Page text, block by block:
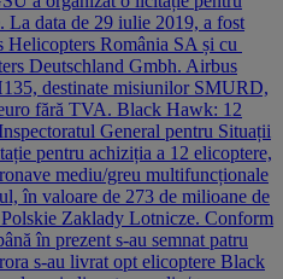
La data de 29 iulie 2019, a fost
Helicopters România SA și cu
Deutschland Gmbh. Airbus
destinate misiunilor SMURD,
fără TVA. Black Hawk: 12
General pentru Situații
pentru achiziția a 12 elicoptere,
mediu/greu multifuncționale
în valoare de 273 de milioane de
Zaklady Lotnicze. Conform
în prezent s-au semnat patru
s-au livrat opt elicoptere Black